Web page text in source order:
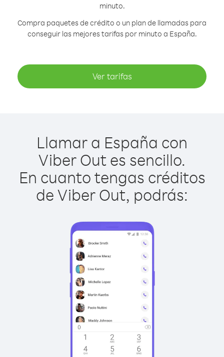
minuto.
Compra paquetes de crédito o un plan de llamadas para
conseguir las mejores tarifas por minuto a España.
Ver tarifas
Llamar a España con
Viber Out es sencillo.
En cuanto tengas créditos
de Viber Out, podrás: